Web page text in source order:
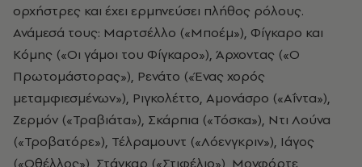
ορχήστρες και έχει ερμηνεύσει πλήθος ρόλους.
Ανάμεσά τους: Μαρτσέλλο («Μποέμ»), Φίγκαρο και
Κόμης («Οι γάμοι του Φίγκαρο»), Άρχοντας («Ο
Πρωτομάστορας»), Ρενάτο («Ένας χορός
μεταμφιεσμένων»), Ριγκολέττο, Αμονάσρο («Αΐντα»),
Ζερμόν («Τραβιάτα»), Σκάρπια («Τόσκα»), Ντι Λούνα
(«Τροβατόρε»), Τέλραμουντ («Λόενγκριν»), Ιάγος
(«Οθέλλος»), Στάνκαρ («Στιφέλιο»), Μονφόρτε